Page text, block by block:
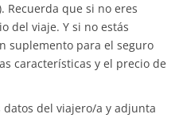
Recuerda que si no eres
del viaje. Y si no estás
suplemento para el seguro
características y el precio de
datos del viajero/a y adjunta